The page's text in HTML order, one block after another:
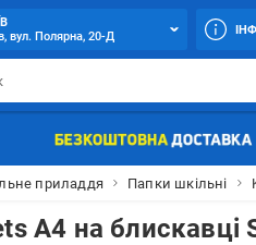
вул. Полярна, 20-Д
приладдя Папки шкільні
A4 на блискавці